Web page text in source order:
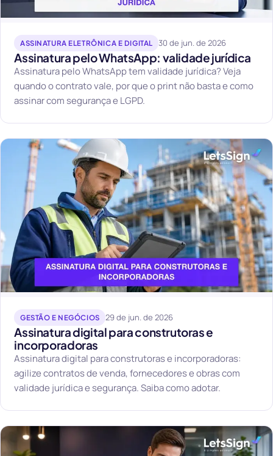
ASSINATURA ELETRÔNICA E DIGITAL 30 de jun. de 2026
Assinatura pelo WhatsApp: validade jurídica
Assinatura pelo WhatsApp tem validade jurídica? Veja
quando o contrato vale, por que o print não basta e como
assinar com segurança e LGPD.
GESTÃO E NEGÓCIOS 29 de jun. de 2026
Assinatura digital para construtoras e
incorporadoras
Assinatura digital para construtoras e incorporadoras:
agilize contratos de venda, fornecedores e obras com
validade jurídica e segurança. Saiba como adotar.